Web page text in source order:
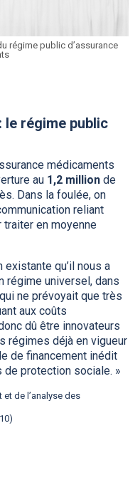
régime public d’assurance
le régime public
médicaments
au 1,2 million de
Dans la foulée, on
reliant
traiter en moyenne
existante qu’il nous a
régime universel, dans
ne prévoyait que très
aux coûts
dû être innovateurs
régimes déjà en vigueur
de financement inédit
protection sociale. »
et de l’analyse des